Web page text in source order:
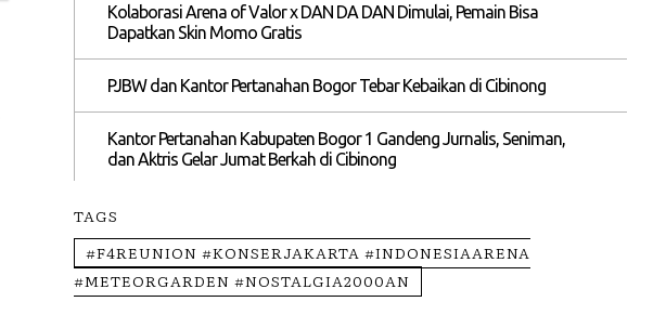
Kolaborasi Arena of Valor x DAN DA DAN Dimulai, Pemain Bisa
Dapatkan Skin Momo Gratis
PJBW dan Kantor Pertanahan Bogor Tebar Kebaikan di Cibinong
Kantor Pertanahan Kabupaten Bogor 1 Gandeng Jurnalis, Seniman,
dan Aktris Gelar Jumat Berkah di Cibinong
TAGS
#F4REUNION #KONSERJAKARTA #INDONESIAARENA
#METEORGARDEN #NOSTALGIA2000AN